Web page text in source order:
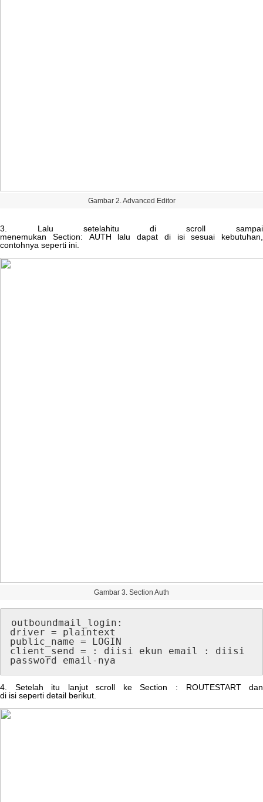
Gambar 2 Advanced Editor
3. Lalu setelahitu di scroll
sampai
menemukan
Section: AUTH lalu dapat di isi sesuai kebutuhan,
contohnya seperti ini.
Gambar 3. Section Auth
outboundmail_login :
driver =
plaintext
public_name =
LOGIN
client_send
= : diisi ekun email :
diisi
password
email - nya
4. Setelah itu lanjut scroll ke Section : ROUTESTART
dan
di isi seperti detail berikut.